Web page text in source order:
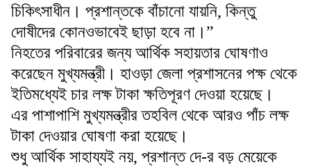
চিকিৎসাধীন। প্রশান্তকে বাঁচানো যায়নি, কিন্তু
দোষীদের কোনওভাবেই ছাড়া হবে না।”
নিহতের পরিবারের জন্য আর্থিক সহায়তার ঘোষণাও
করেছেন মুখ্যমন্ত্রী। হাওড়া জেলা প্রশাসনের পক্ষ থেকে
ইতিমধ্যেই চার লক্ষ টাকা ক্ষতিপূরণ দেওয়া হয়েছে।
এর পাশাপাশি মুখ্যমন্ত্রীর তহবিল থেকে আরও পাঁচ লক্ষ
টাকা দেওয়ার ঘোষণা করা হয়েছে।
শুধু আর্থিক সাহায্যই নয়, প্রশান্ত দে-র বড় মেয়েকে